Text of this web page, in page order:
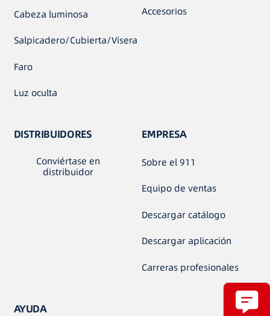
Cabeza luminosa
Salpicadero/Cubierta/Visera
Faro
Luz oculta
Accesorios
DISTRIBUIDORES
Conviértase en
distribuidor
EMPRESA
Sobre el 911
Equipo de ventas
Descargar catálogo
Descargar aplicación
Carreras profesionales
AYUDA